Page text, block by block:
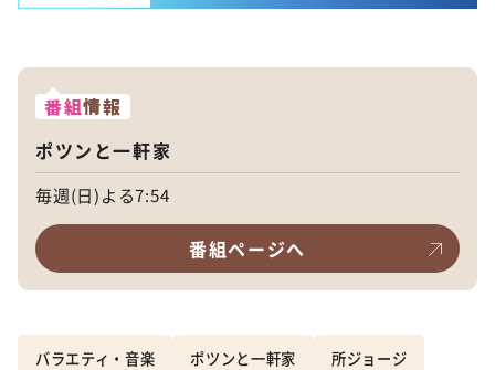
番組情報
ポツンと一軒家
毎週(日)よる7:54
番組ページへ
バラエティ・音楽 ポツンと一軒家 所ジョージ